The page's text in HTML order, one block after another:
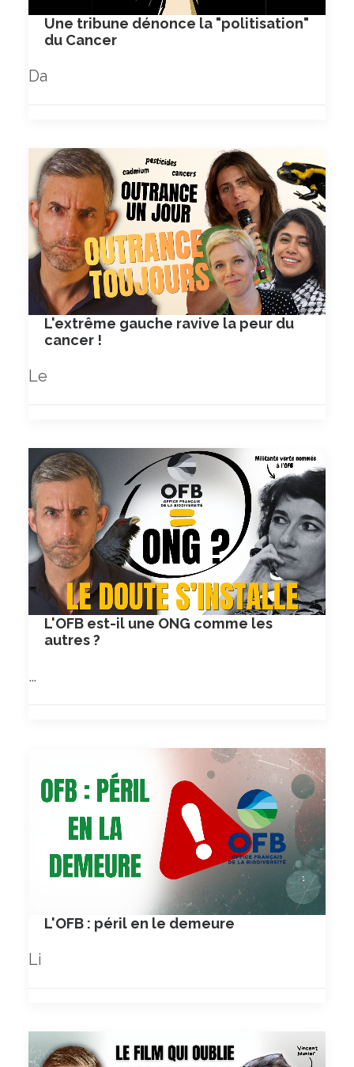
Une tribune dénonce la "politisation"
du Cancer
Da
L'extrême gauche ravive la peur du
cancer !
Le
L'OFB est-il une ONG comme les
autres ?
…
L'OFB : péril en le demeure
Li